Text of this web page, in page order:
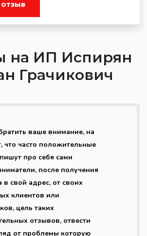
на ИП Испирян
Грачикович
ваше внимание, на
что часто положительные
про себя сами
после получения
в свой адрес, от своих
клиентов или
цель таких
отзывов, отвести
от проблемы которую